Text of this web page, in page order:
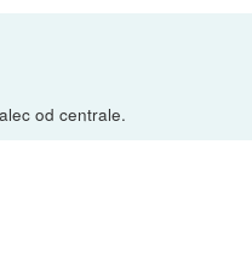
od centrale.